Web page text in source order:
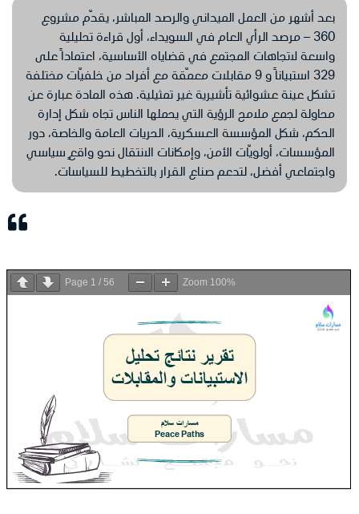
بعد أشهر من العمل الميداني والرصد المباشر، يقدّم مشروع
360 – مرصد الرأي العام في السويداء، أول قراءة تحليلية
واسعة لاتجاهات المجتمع في قضاياه الأساسية، اعتماداً على
329 استبياناً و 9 مقابلات معمّقة مع أفراد من خلفيّات مختلفة
تشكل عينة عشوائية تأشيرية غير تمثيلية. هذه المادة عبارة عن
محاولة لجمع ملامح الرؤية التي يحملها الناس تجاه شكل إدارة
الحكم، شكل المؤسسة العسكرية، الحريات العامة والخاصة، دور
المؤسسات، أولويّات الأمن، وإمكانات الانتقال نحو واقعٍ سياسي
واجتماعي أفضل، لتدعم صناع القرار بالتخطيط للسياسات.
Page 1 / 56 Zoom 100%